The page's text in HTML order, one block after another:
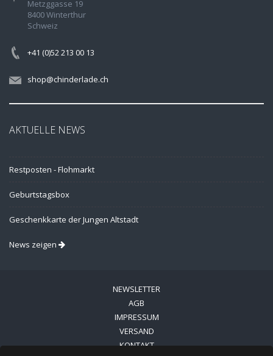
Metzggasse 19
8400 Winterthur
Schweiz
+41 (0)52 213 00 13
shop@chinderlade.ch
AKTUELLE NEWS
Restposten - Flohmarkt
Geburtstagsbox
Geschenkkarte der Jungen Altstadt
News zeigen
NEWSLETTER
AGB
IMPRESSUM
VERSAND
KONTAKT